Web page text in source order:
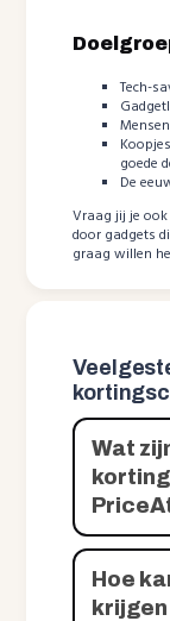
Tech-
goede
De
Vraag jij je
door gadgets
graag willen
Wat
Hoe